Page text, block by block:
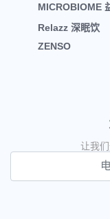
MICROBIOME
Relazz 深眠饮
ZENSO
让我